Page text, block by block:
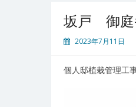
坂戸 御庭
2023年7月11日
個人邸植栽管理工